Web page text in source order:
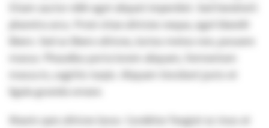
Etiam auctor nibh eget aliquet imperdiet. Sed hendrerit
pharetra arcu. Proin vitae ultricies neque, eget blandit
libero. Sed ac libero ultrices, luctus metus non, posuere
massa. Phasellus porta lorem aliquam, fermentum
massa in, sagittis turpis. Aliquam tincidunt justo et
ligula gravida ornare.
Mauris quis ultrices lacus. Curabitur feugiat ac risus at